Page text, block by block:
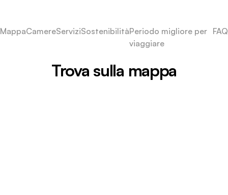
MappaCamereServiziSostenibilitàPeriodo migliore per
viaggiare
FAQ
Trova sulla mappa